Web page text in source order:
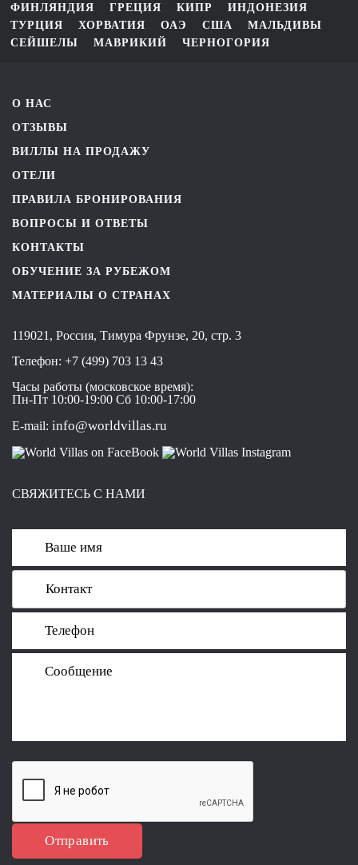
ФИНЛЯНДИЯ
ГРЕЦИЯ КИПР
ИНДОНЕЗИЯ
ТУРЦИЯ
ХОРВАТИЯ ОАЭ США
МАЛЬДИВЫ
СЕЙШЕЛЫ
МАВРИКИЙ ЧЕРНОГОРИЯ
О НАС
ОТЗЫВЫ
ВИЛЛЫ НА ПРОДАЖУ
ОТЕЛИ
ПРАВИЛА БРОНИРОВАНИЯ
ВОПРОСЫ И ОТВЕТЫ
КОНТАКТЫ
ОБУЧЕНИЕ ЗА РУБЕЖОМ
МАТЕРИАЛЫ О СТРАНАХ
119021, Россия, Тимура Фрунзе, 20, стр. 3
Телефон: +7 (499) 703 13 43
Часы работы (московское время):
Пн-Пт 10:00-19:00 Сб 10:00-17:00
E-mail: info@worldvillas.ru
СВЯЖИТЕСЬ С НАМИ
Отправить